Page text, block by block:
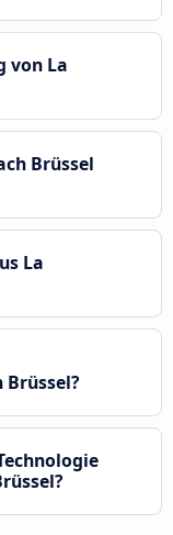
von La
Brüssel
La
Brüssel?